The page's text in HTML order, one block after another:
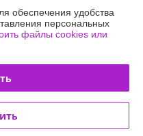
обеспечения удобства
персональных
файлы cookies или